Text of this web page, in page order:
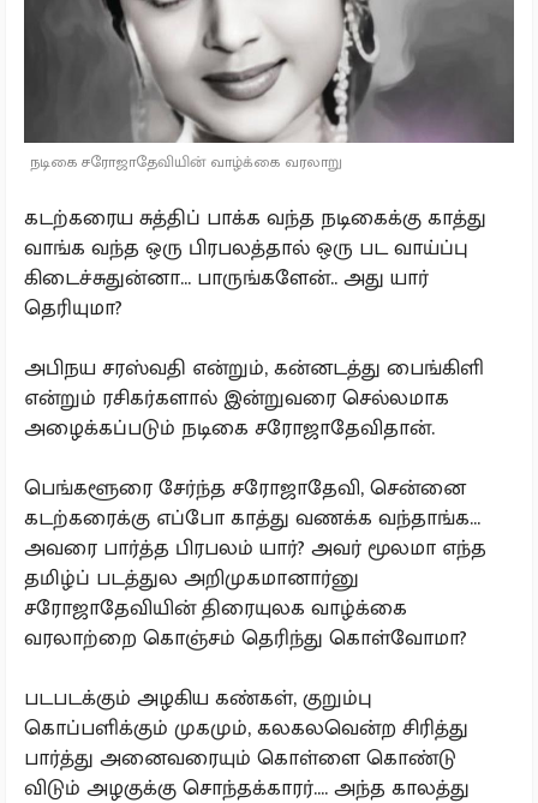
நடிகை சரோஜாதேவியின் வாழ்க்கை வரலாறு
கடற்கரைய சுத்திப் பாக்க வந்த நடிகைக்கு காத்து
வாங்க வந்த ஒரு பிரபலத்தால் ஒரு பட வாய்ப்பு
கிடைச்சுதுன்னா... பாருங்களேன்.. அது யார்
தெரியுமா?
அபிநய சரஸ்வதி என்றும், கன்னடத்து பைங்கிளி
என்றும் ரசிகர்களால் இன்றுவரை செல்லமாக
அழைக்கப்படும் நடிகை சரோஜாதேவிதான்.
பெங்களூரை சேர்ந்த சரோஜாதேவி, சென்னை
கடற்கரைக்கு எப்போ காத்து வணக்க வந்தாங்க...
அவரை பார்த்த பிரபலம் யார்? அவர் மூலமா எந்த
தமிழ்ப் படத்துல அறிமுகமானார்னு
சரோஜாதேவியின் திரையுலக வாழ்க்கை
வரலாற்றை கொஞ்சம் தெரிந்து கொள்வோமா?
படபடக்கும் அழகிய கண்கள், குறும்பு
கொப்பளிக்கும் முகமும், கலகலவென்ற சிரித்து
பார்த்து அனைவரையும் கொள்ளை கொண்டு
விடும் அழகுக்கு சொந்தக்காரர்.... அந்த காலத்து